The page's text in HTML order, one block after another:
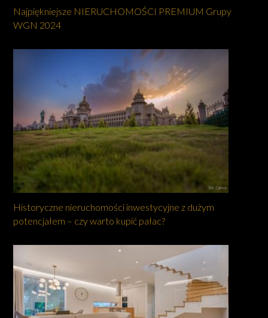
Najpiękniejsze NIERUCHOMOŚCI PREMIUM Grupy
WGN 2024
Historyczne nieruchomości inwestycyjne z dużym
potencjałem – czy warto kupić pałac?